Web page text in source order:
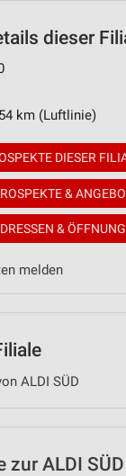
dieser
km (Luftlinie)
DIESER
&
&
melden
ALDI SÜD
zur ALDI